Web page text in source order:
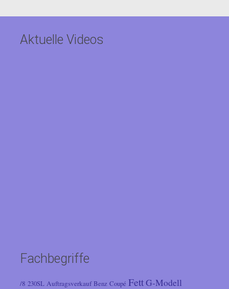
Aktuelle Videos
Fachbegriffe
/8 230SL Auftragsverkauf Benz Coupé FettG-Modell